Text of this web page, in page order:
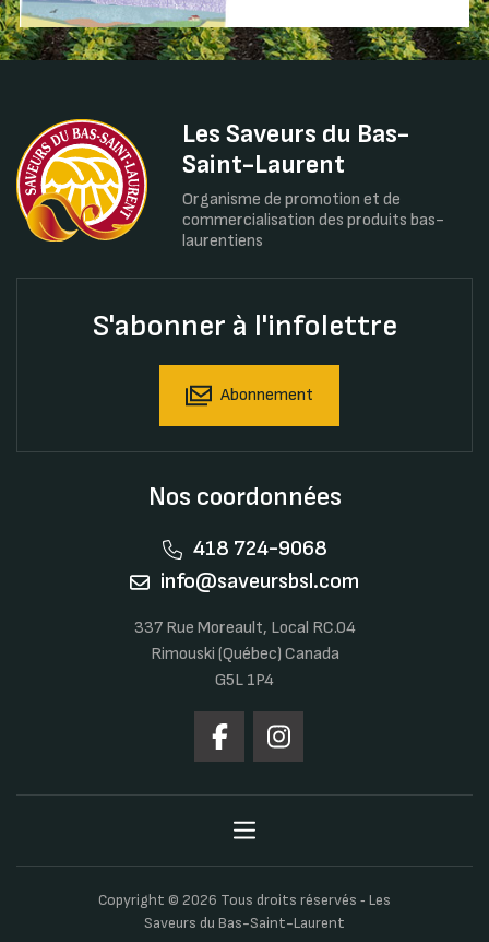
Les Saveurs du Bas-
Saint-Laurent
Organisme de promotion et de
commercialisation des produits bas-
laurentiens
S'abonner à l'infolettre
Abonnement
Nos coordonnées
418 724-9068
info@saveursbsl.com
337 Rue Moreault, Local RC.04
Rimouski (Québec) Canada
G5L 1P4
Copyright © 2026 Tous droits réservés ‐ Les
Saveurs du Bas-Saint-Laurent